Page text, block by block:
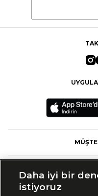
Daha iyi bir
istiyoruz